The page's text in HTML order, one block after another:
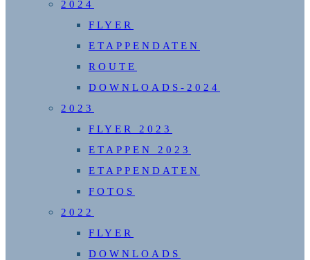
2024
FLYER
ETAPPENDATEN
ROUTE
DOWNLOADS-2024
2023
FLYER 2023
ETAPPEN 2023
ETAPPENDATEN
FOTOS
2022
FLYER
DOWNLOADS